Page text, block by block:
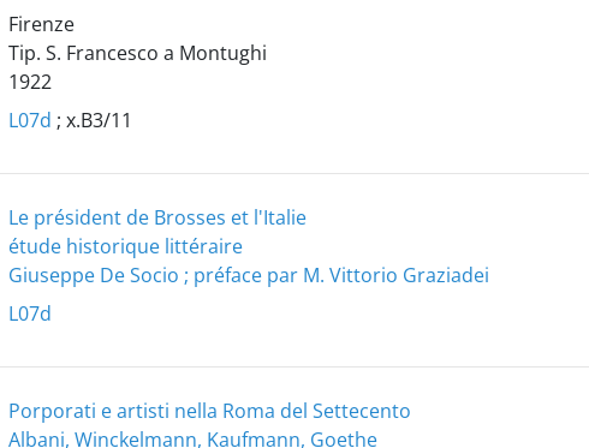
Firenze
Tip. S. Francesco a Montughi
1922
L07d ; x.B3/11
Le président de Brosses et l'Italie
étude historique littéraire
Giuseppe De Socio ; préface par M. Vittorio Graziadei
L07d
Porporati e artisti nella Roma del Settecento
Albani, Winckelmann, Kaufmann, Goethe